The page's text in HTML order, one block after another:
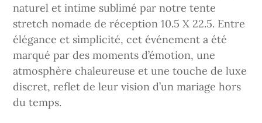
naturel et intime sublimé par notre tente
stretch nomade de réception 10.5 X 22.5. Entre
élégance et simplicité, cet événement a été
marqué par des moments d’émotion, une
atmosphère chaleureuse et une touche de luxe
discret, reflet de leur vision d’un mariage hors
du temps.